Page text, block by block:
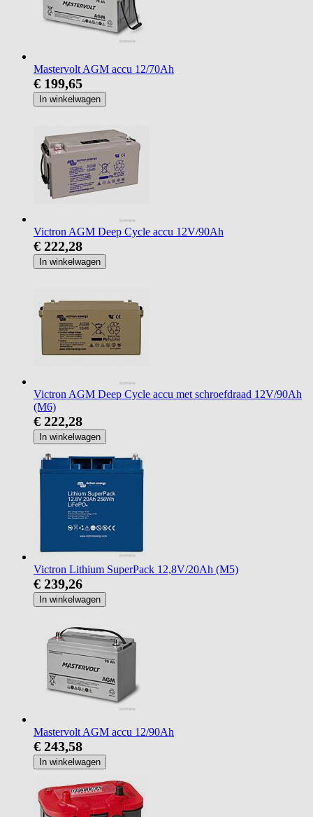
Mastervolt AGM accu 12/70Ah
€ 199,65
In winkelwagen
Victron AGM Deep Cycle accu 12V/90Ah
€ 222,28
In winkelwagen
Victron AGM Deep Cycle accu met schroefdraad 12V/90Ah
(M6)
€ 222,28
In winkelwagen
Victron Lithium SuperPack 12,8V/20Ah (M5)
€ 239,26
In winkelwagen
Mastervolt AGM accu 12/90Ah
€ 243,58
In winkelwagen